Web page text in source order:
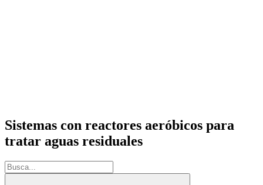
Sistemas con reactores aeróbicos para
tratar aguas residuales
Buscar: